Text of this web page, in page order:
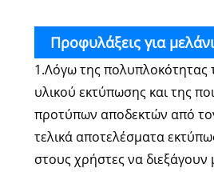
Προφυλάξεις για
απευθείας εκτύπωσης
1.Λόγω της πολυπλοκότητας
υλικού εκτύπωσης και της
προτύπων αποδεκτών από
τελικά αποτελέσματα
στους χρήστες να διεξάγουν